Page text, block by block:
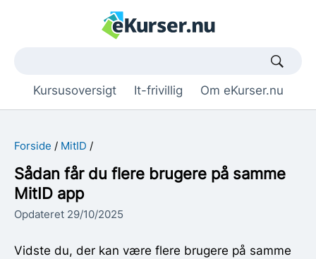
Kursusoversigt It-frivillig Om eKurser.nu
Forside MitID
Sådan får du flere brugere på samme
MitID app
Opdateret 29/10/2025
Vidste du, der kan være flere brugere på samme